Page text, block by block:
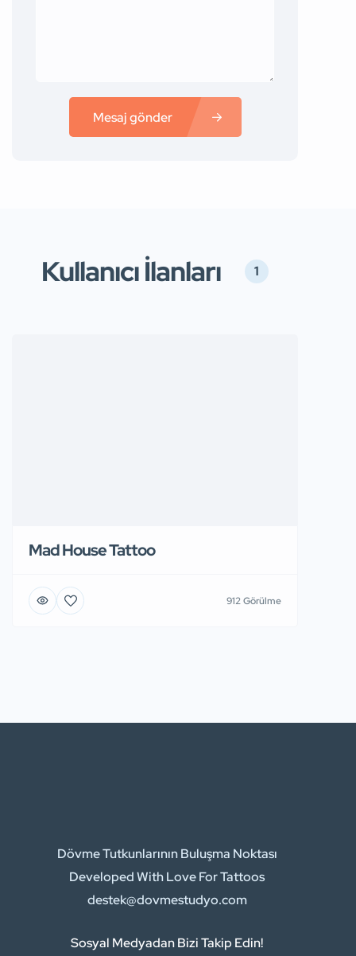
Mesaj gönder
Kullanıcı İlanları 1
Mad House Tattoo
912 Görülme
Dövme Tutkunlarının Buluşma Noktası
Developed With Love For Tattoos
destek@dovmestudyo.com
Sosyal Medyadan Bizi Takip Edin!